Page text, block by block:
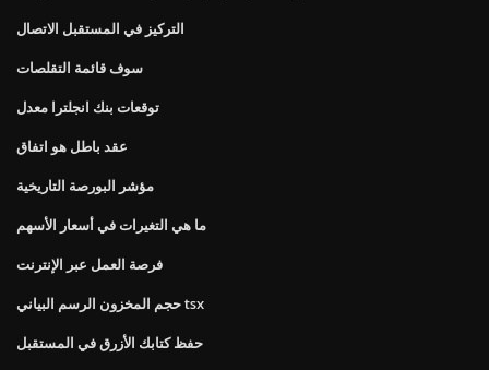
التركيز في المستقبل الاتصال
سوف قائمة التقلصات
توقعات بنك انجلترا معدل
عقد باطل هو اتفاق
مؤشر البورصة التاريخية
ما هي التغيرات في أسعار الأسهم
فرصة العمل عبر الإنترنت
حجم المخزون الرسم البياني tsx
حفظ كتابك الأزرق في المستقبل